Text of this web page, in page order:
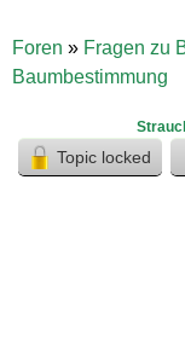
Sie
sind
Foren » Fragen zu
Baumbestimmung
Topic locked